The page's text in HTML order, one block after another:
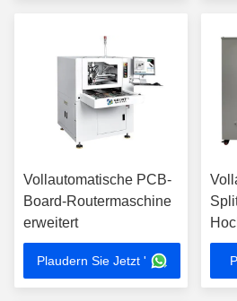
Vollautomatische PCB-
Board-Routermaschine
erweitert
Plaudern Sie Jetzt '